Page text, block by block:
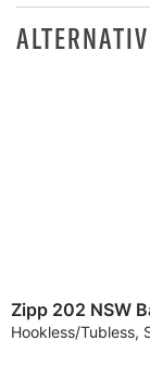
Zipp 202 NSW
Hookless/Tubless,